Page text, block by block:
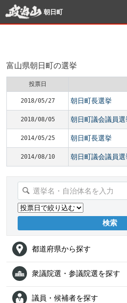
朝日町
富山県朝日町の選挙
投票日
2018/05/27 朝日町長選挙
2018/08/05 朝日町議会議員選
2014/05/25 朝日町長選挙
2014/08/10 朝日町議会議員選
都道府県から探す
衆議院選・参議院選を探す
議員・候補者を探す